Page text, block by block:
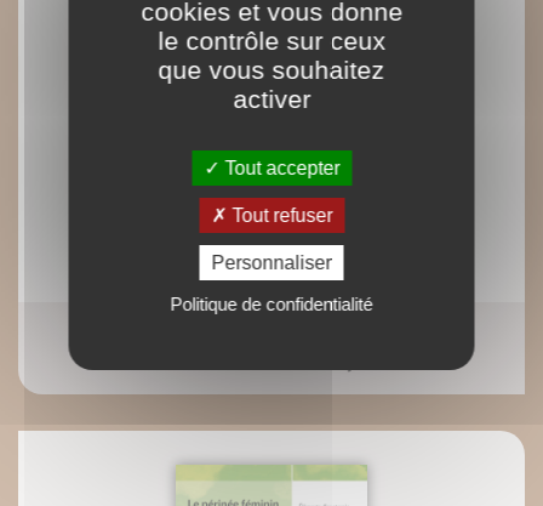
cookies et vous donne
le contrôle sur ceux
que vous souhaitez
activer
Tout accepter
Tout refuser
Personnaliser
Politique de confidentialité